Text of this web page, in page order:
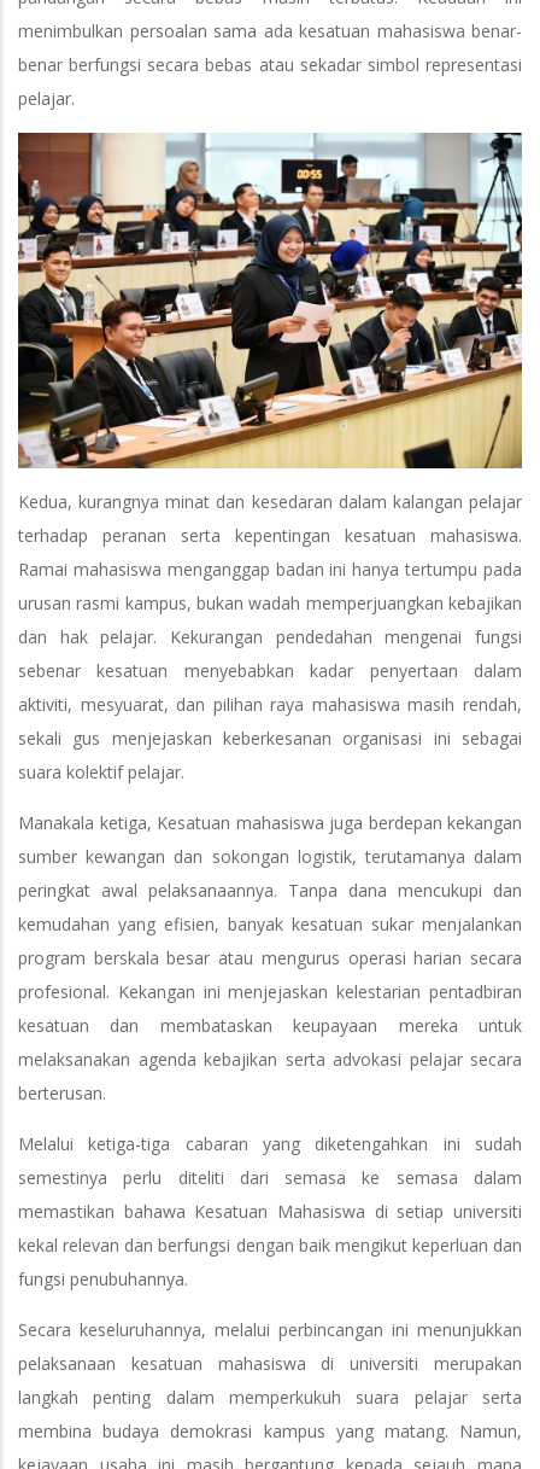
menimbulkan persoalan sama ada kesatuan mahasiswa benar-
benar berfungsi secara bebas atau sekadar simbol representasi
pelajar.
Kedua, kurangnya minat dan kesedaran dalam kalangan pelajar
terhadap peranan serta kepentingan kesatuan mahasiswa.
Ramai mahasiswa menganggap badan ini hanya tertumpu pada
urusan rasmi kampus, bukan wadah memperjuangkan kebajikan
dan hak pelajar. Kekurangan pendedahan mengenai fungsi
sebenar kesatuan menyebabkan kadar penyertaan dalam
aktiviti, mesyuarat, dan pilihan raya mahasiswa masih rendah,
sekali gus menjejaskan keberkesanan organisasi ini sebagai
suara kolektif pelajar.
Manakala ketiga, Kesatuan mahasiswa juga berdepan kekangan
sumber kewangan dan sokongan logistik, terutamanya dalam
peringkat awal pelaksanaannya. Tanpa dana mencukupi dan
kemudahan yang efisien, banyak kesatuan sukar menjalankan
program berskala besar atau mengurus operasi harian secara
profesional. Kekangan ini menjejaskan kelestarian pentadbiran
kesatuan dan membataskan keupayaan mereka untuk
melaksanakan agenda kebajikan serta advokasi pelajar secara
berterusan.
Melalui ketiga-tiga cabaran yang diketengahkan ini sudah
semestinya perlu diteliti dari semasa ke semasa dalam
memastikan bahawa Kesatuan Mahasiswa di setiap universiti
kekal relevan dan berfungsi dengan baik mengikut keperluan dan
fungsi penubuhannya.
Secara keseluruhannya, melalui perbincangan ini menunjukkan
pelaksanaan kesatuan mahasiswa di universiti merupakan
langkah penting dalam memperkukuh suara pelajar serta
membina budaya demokrasi kampus yang matang. Namun,